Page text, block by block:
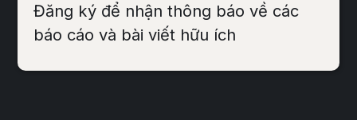
Đăng ký để nhận thông báo về các
báo cáo và bài viết hữu ích